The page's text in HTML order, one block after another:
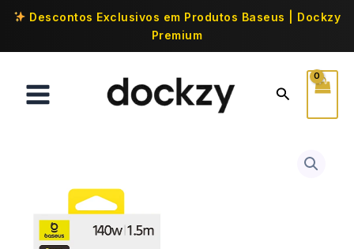
Descontos Exclusivos em Produtos Baseus | Dockzy
Premium